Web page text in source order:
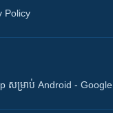
Policy
សម្រាប់ Android - Google